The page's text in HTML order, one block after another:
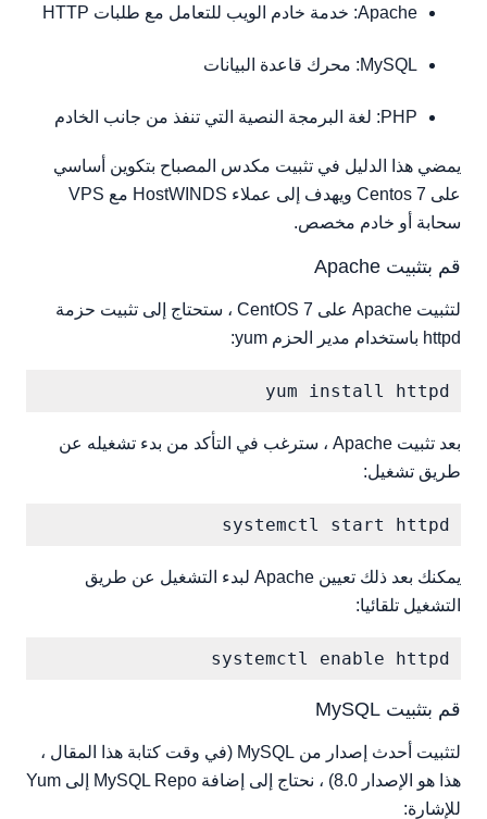
Apache: خدمة خادم الويب للتعامل مع طلبات HTTP
MySQL: محرك قاعدة البيانات
PHP: لغة البرمجة النصية التي تنفذ من جانب الخادم
يمضي هذا الدليل في تثبيت مكدس المصباح بتكوين أساسي
على Centos 7 ويهدف إلى عملاء HostWINDS مع VPS
سحابة أو خادم مخصص.
قم بتثبيت Apache
لتثبيت Apache على CentOS 7 ، ستحتاج إلى تثبيت حزمة
httpd باستخدام مدير الحزم yum:
yum install httpd
بعد تثبيت Apache ، سترغب في التأكد من بدء تشغيله عن
طريق تشغيل:
systemctl start httpd
يمكنك بعد ذلك تعيين Apache لبدء التشغيل عن طريق
التشغيل تلقائيا:
systemctl enable httpd
قم بتثبيت MySQL
لتثبيت أحدث إصدار من MySQL (في وقت كتابة هذا المقال ،
هذا هو الإصدار 8.0) ، نحتاج إلى إضافة MySQL Repo إلى Yum
للإشارة: